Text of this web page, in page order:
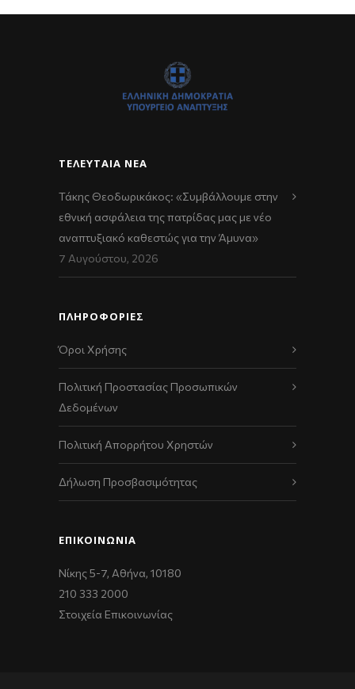
ΤΕΛΕΥΤΑΊΑ ΝΈΑ
Τάκης Θεοδωρικάκος: «Συμβάλλουμε στην
εθνική ασφάλεια της πατρίδας μας με νέο
αναπτυξιακό καθεστώς για την Άμυνα»
7 Αυγούστου, 2026
ΠΛΗΡΟΦΟΡΙΕΣ
Όροι Χρήσης
Πολιτική Προστασίας Προσωπικών
Δεδομένων
Πολιτική Απορρήτου Χρηστών
Δήλωση Προσβασιμότητας
ΕΠΙΚΟΙΝΩΝΊΑ
Νίκης 5-7, Αθήνα, 10180
210 333 2000
Στοιχεία Επικοινωνίας